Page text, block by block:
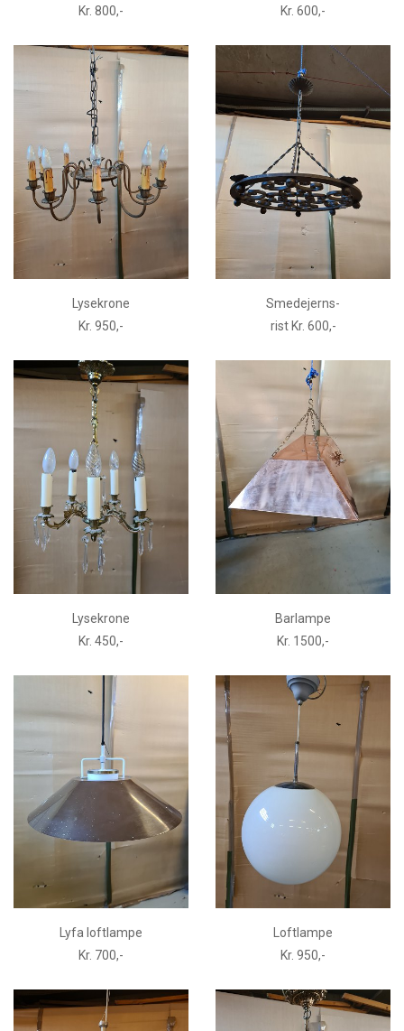
Kr. 800,-
Kr. 600,-
Lysekrone
Kr. 950,-
Smedejerns-
rist Kr. 600,-
Lysekrone
Kr. 450,-
Barlampe
Kr. 1500,-
Lyfa loftlampe
Kr. 700,-
Loftlampe
Kr. 950,-